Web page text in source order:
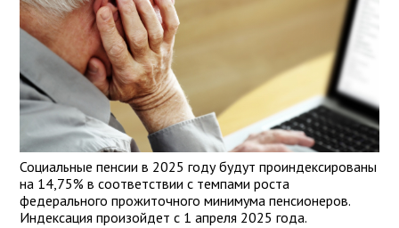
Социальные пенсии в 2025 году будут проиндексированы
на 14,75% в соответствии с темпами роста
федерального прожиточного минимума пенсионеров.
Индексация произойдет с 1 апреля 2025 года.